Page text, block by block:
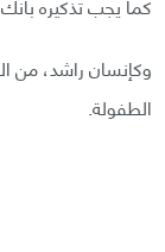
وكإنسان راشد، من
الطفولة.